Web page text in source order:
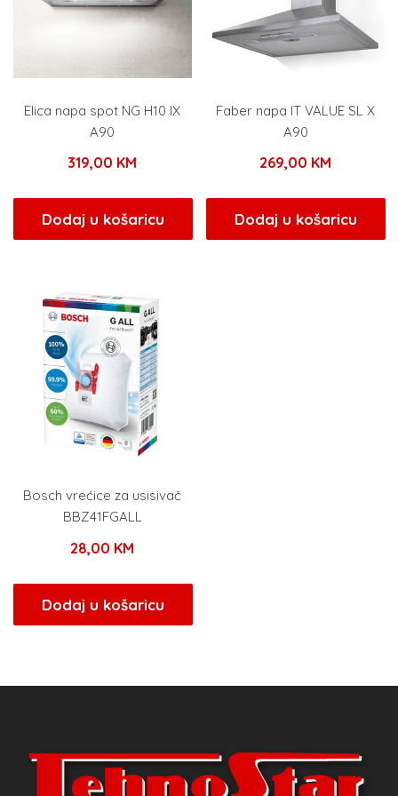
Elica napa spot NG H10 IX
A90
319,00 KM
Dodaj u košaricu
Faber napa IT VALUE SL X
A90
269,00 KM
Dodaj u košaricu
Bosch vrećice za usisivač
BBZ41FGALL
28,00 KM
Dodaj u košaricu